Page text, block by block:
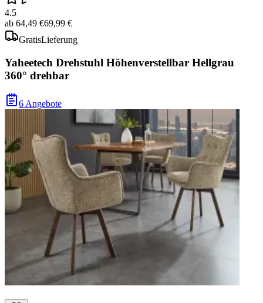
4.5
ab 64,49 €69,99 €
GratisLieferung
Yaheetech Drehstuhl Höhenverstellbar Hellgrau
360° drehbar
6 Angebote